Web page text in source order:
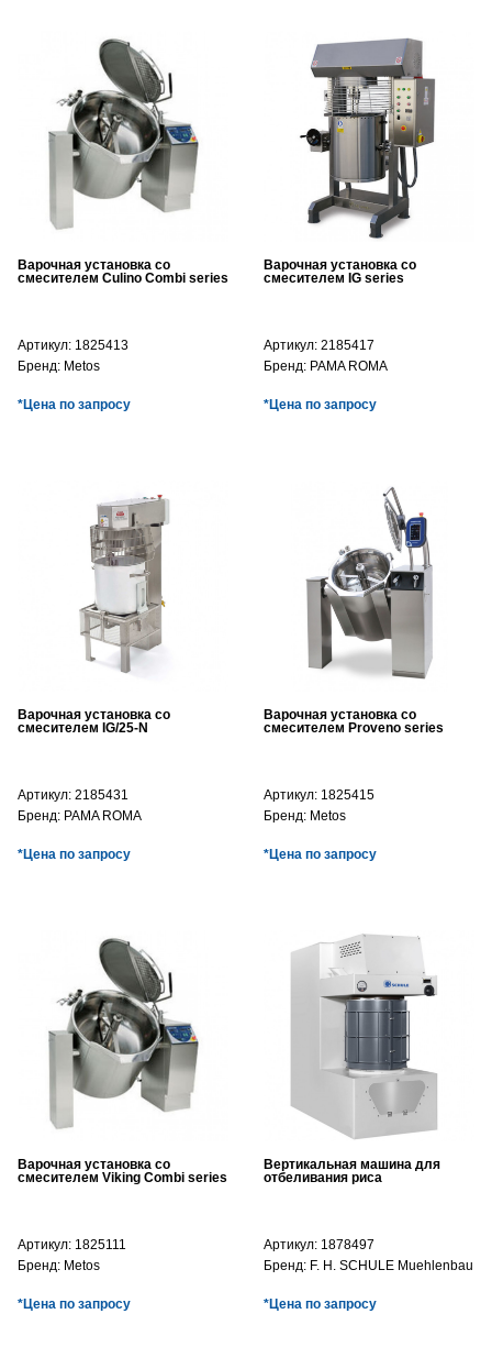
Варочная установка со
смесителем Culino Combi series
Артикул: 1825413
Бренд: Metos
*Цена по запросу
Варочная установка со
смесителем IG series
Артикул: 2185417
Бренд: PAMA ROMA
*Цена по запросу
Варочная установка со
смесителем IG/25-N
Артикул: 2185431
Бренд: PAMA ROMA
*Цена по запросу
Варочная установка со
смесителем Proveno series
Артикул: 1825415
Бренд: Metos
*Цена по запросу
Варочная установка со
смесителем Viking Combi series
Артикул: 1825111
Бренд: Metos
*Цена по запросу
Вертикальная машина для
отбеливания риса
Артикул: 1878497
Бренд: F. H. SCHULE Muehlenbau
*Цена по запросу